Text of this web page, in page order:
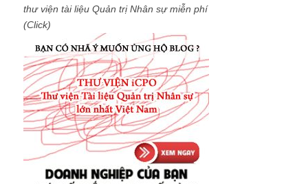
thư viện tài liệu Quản trị Nhân sự miễn phí
(Click)